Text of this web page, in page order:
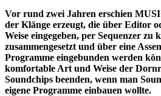
Vor rund zwei Jahren erschien
der Klänge erzeugt, die über Editor
Weise eingegeben, per Sequenzer zu
zusammengesetzt und über eine
Programme eingebunden werden
komfortable Art und Weise der
Soundchips beenden, wenn man
eigene Programme einbauen wollte.